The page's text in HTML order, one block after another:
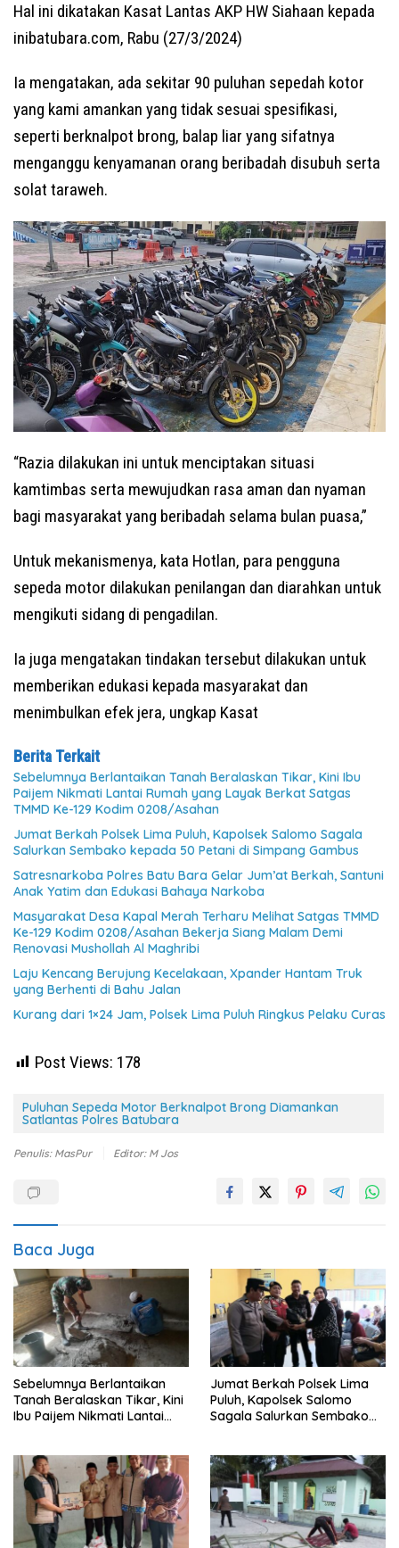
Hal ini dikatakan Kasat Lantas AKP HW Siahaan kepada
inibatubara.com, Rabu (27/3/2024)
Ia mengatakan, ada sekitar 90 puluhan sepedah kotor
yang kami amankan yang tidak sesuai spesifikasi,
seperti berknalpot brong, balap liar yang sifatnya
menganggu kenyamanan orang beribadah disubuh serta
solat taraweh.
“Razia dilakukan ini untuk menciptakan situasi
kamtimbas serta mewujudkan rasa aman dan nyaman
bagi masyarakat yang beribadah selama bulan puasa,”
Untuk mekanismenya, kata Hotlan, para pengguna
sepeda motor dilakukan penilangan dan diarahkan untuk
mengikuti sidang di pengadilan.
Ia juga mengatakan tindakan tersebut dilakukan untuk
memberikan edukasi kepada masyarakat dan
menimbulkan efek jera, ungkap Kasat
Berita Terkait
Sebelumnya Berlantaikan Tanah Beralaskan Tikar, Kini Ibu
Paijem Nikmati Lantai Rumah yang Layak Berkat Satgas
TMMD Ke-129 Kodim 0208/Asahan
Jumat Berkah Polsek Lima Puluh, Kapolsek Salomo Sagala
Salurkan Sembako kepada 50 Petani di Simpang Gambus
Satresnarkoba Polres Batu Bara Gelar Jum’at Berkah, Santuni
Anak Yatim dan Edukasi Bahaya Narkoba
Masyarakat Desa Kapal Merah Terharu Melihat Satgas TMMD
Ke-129 Kodim 0208/Asahan Bekerja Siang Malam Demi
Renovasi Mushollah Al Maghribi
Laju Kencang Berujung Kecelakaan, Xpander Hantam Truk
yang Berhenti di Bahu Jalan
Kurang dari 1×24 Jam, Polsek Lima Puluh Ringkus Pelaku Curas
Post Views: 178
Puluhan Sepeda Motor Berknalpot Brong Diamankan
Satlantas Polres Batubara
Penulis: MasPur Editor: M Jos
Baca Juga
Sebelumnya Berlantaikan
Tanah Beralaskan Tikar, Kini
Ibu Paijem Nikmati Lantai
0208/Asahan
Jumat Berkah Polsek Lima
Puluh, Kapolsek Salomo
Sagala Salurkan Sembako